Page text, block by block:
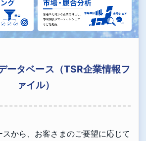
ータベース（TSR企業情報フ
ァイル）
スから、お客さまのご要望に応じて